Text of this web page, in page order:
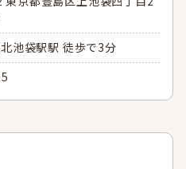
池袋駅駅 徒歩で3分